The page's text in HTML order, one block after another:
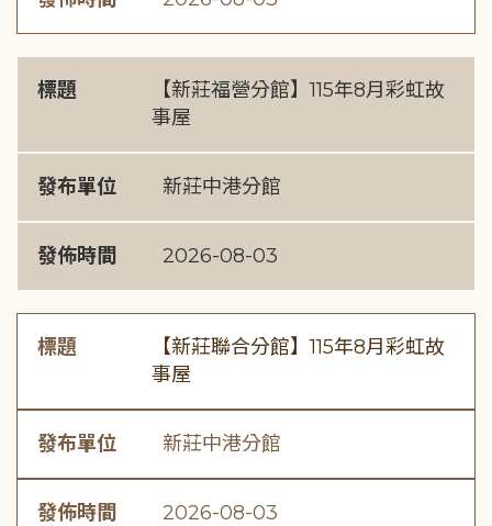
標題
【新莊福營分館】115年8月彩虹故
事屋
發布單位 新莊中港分館
發佈時間 2026-08-03
標題
【新莊聯合分館】115年8月彩虹故
事屋
發布單位 新莊中港分館
發佈時間 2026-08-03